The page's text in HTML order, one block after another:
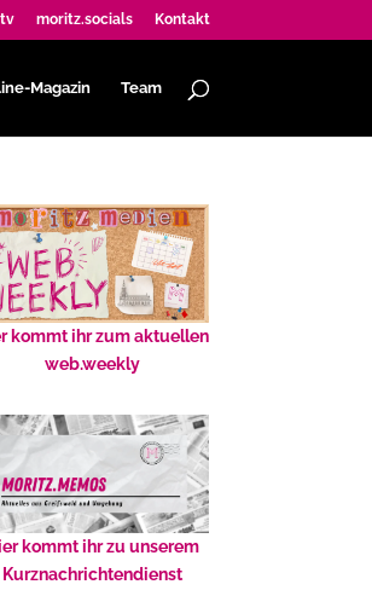
moritz.socials Kontakt
Magazin Team
kommt ihr zum aktuellen
web.weekly
kommt ihr zu unserem
Kurznachrichtendienst